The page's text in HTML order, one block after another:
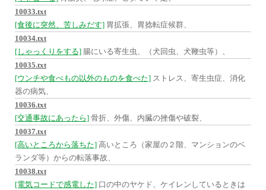
10033.txt
[食後に突然、苦しみだす] 胃拡張、胃捻転症候群、
10034.txt
[しゃっくりをする] 腸にいる寄生虫、（犬回虫、犬鞭虫等）、
10035.txt
[ウンチや食べもの以外のものを食べた] ストレス、寄生虫症、消化
器の病気、
10036.txt
[交通事故にあったら] 骨折、外傷、内臓の挫傷や破裂、
10037.txt
[高いところから落ちた] 高いところ（家屋の２階、マンションのベ
ランダ等）からの転落事故、
10038.txt
[電気コードで感電した] 口の中のヤケド、ケイレンしているときは